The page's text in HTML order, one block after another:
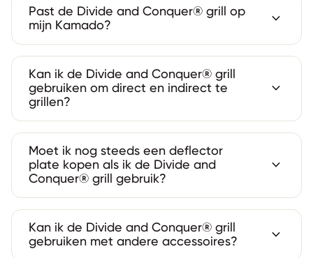
Past de Divide and Conquer® grill op
mijn Kamado?
expand_more
Kan ik de Divide and Conquer® grill
gebruiken om direct en indirect te
grillen?
expand_more
Moet ik nog steeds een deflector
plate kopen als ik de Divide and
Conquer® grill gebruik?
expand_more
Kan ik de Divide and Conquer® grill
gebruiken met andere accessoires?
expand_more